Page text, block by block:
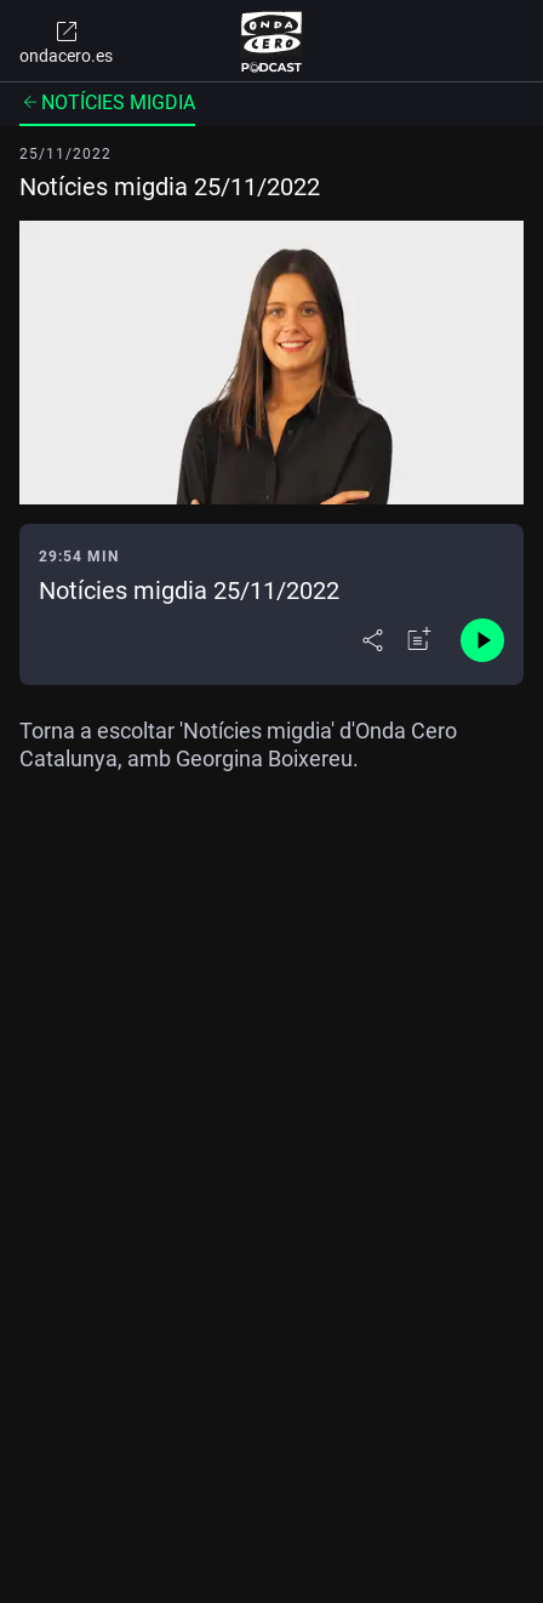
ondacero.es
NOTÍCIES MIGDIA
25/11/2022
Notícies migdia 25/11/2022
29:54 MIN
Notícies migdia 25/11/2022
Torna a escoltar 'Notícies migdia' d'Onda Cero
Catalunya, amb Georgina Boixereu.